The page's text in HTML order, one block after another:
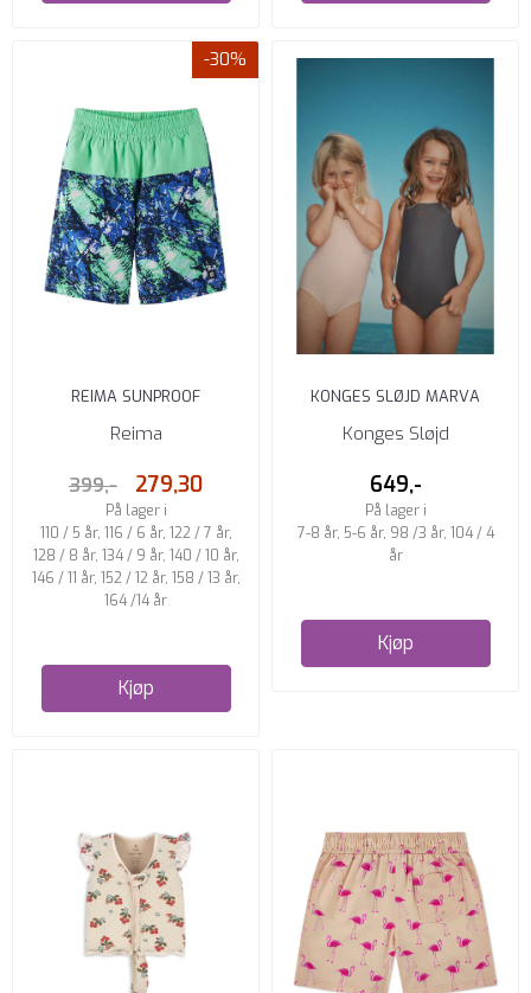
-30%
REIMA SUNPROOF
BADESHORTS PAPAIJA FRESH
Reima
399,- 279,30
På lager i
110 / 5 år, 116 / 6 år, 122 / 7 år,
128 / 8 år, 134 / 9 år, 140 / 10 år,
146 / 11 år, 152 / 12 år, 158 / 13 år,
164 /14 år
Kjøp
KONGES SLØJD MARVA
BADEDRAKT 2-PK FRAPPÉ / ...
Konges Sløjd
649,-
På lager i
7-8 år, 5-6 år, 98 /3 år, 104 / 4
år
Kjøp